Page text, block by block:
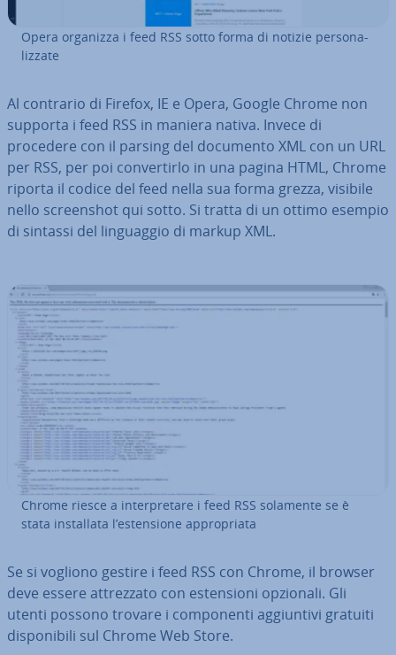
Opera organizza i feed RSS sotto forma di notizie per­so­na­
liz­za­te
Al contrario di Firefox, IE e Opera, Google Chrome non
supporta i feed RSS in maniera nativa. Invece di
procedere con il parsing del documento XML con un URL
per RSS, per poi con­ver­tir­lo in una pagina HTML, Chrome
riporta il codice del feed nella sua forma grezza, visibile
nello screen­shot qui sotto. Si tratta di un ottimo esempio
di sintassi del lin­guag­gio di markup XML.
Chrome riesce a in­ter­pre­ta­re i feed RSS solamente se è
stata in­stal­la­ta l’esten­sio­ne ap­pro­pria­ta
Se si vogliono gestire i feed RSS con Chrome, il browser
deve essere at­trez­za­to con esten­sio­ni opzionali. Gli
utenti possono trovare i com­po­nen­ti ag­giun­ti­vi gratuiti
di­spo­ni­bi­li sul Chrome Web Store.